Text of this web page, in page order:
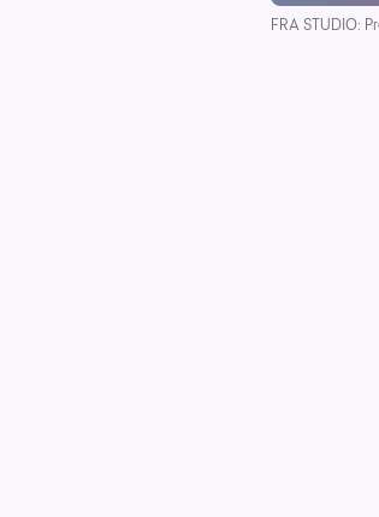
FRA STUDIO: